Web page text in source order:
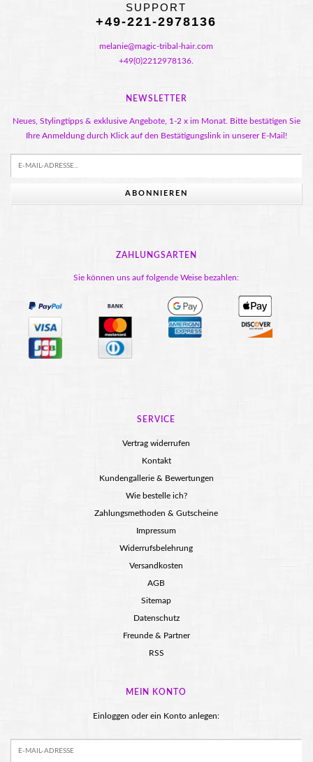
SUPPORT
+49-221-2978136
melanie@magic-tribal-hair.com
+49(0)2212978136.
NEWSLETTER
Neues, Stylingtipps & exklusive Angebote, 1-2 x im Monat. Bitte bestätigen Sie
Ihre Anmeldung durch Klick auf den Bestätigungslink in unserer E-Mail!
ABONNIEREN
ZAHLUNGSARTEN
Sie können uns auf folgende Weise bezahlen:
SERVICE
Vertrag widerrufen
Kontakt
Kundengallerie & Bewertungen
Wie bestelle ich?
Zahlungsmethoden & Gutscheine
Impressum
Widerrufsbelehrung
Versandkosten
AGB
Sitemap
Datenschutz
Freunde & Partner
RSS
MEIN KONTO
Einloggen oder ein Konto anlegen: